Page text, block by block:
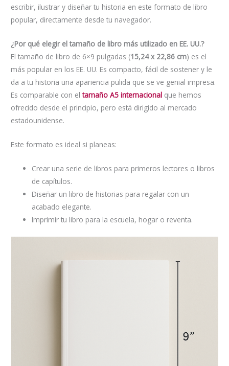
escribir, ilustrar y diseñar tu historia en este formato de libro
popular, directamente desde tu navegador.
¿Por qué elegir el tamaño de libro más utilizado en EE. UU.?
El tamaño de libro de 6×9 pulgadas (15,24 x 22,86 cm) es el
más popular en los EE. UU. Es compacto, fácil de sostener y le
da a tu historia una apariencia pulida que se ve genial impresa.
Es comparable con eltamaño A5 internacional que hemos
ofrecido desde el principio, pero está dirigido al mercado
estadounidense.
Este formato es ideal si planeas:
Crear una serie de libros para primeros lectores o libros
de capítulos.
Diseñar un libro de historias para regalar con un
acabado elegante.
Imprimir tu libro para la escuela, hogar o reventa.